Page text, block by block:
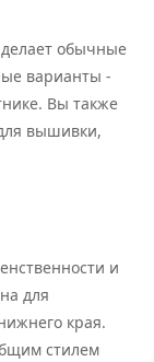
обычные
варианты -
Вы также
вышивки,
и
для
края.
стилем